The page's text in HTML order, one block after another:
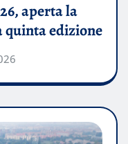
aperta la
edizione